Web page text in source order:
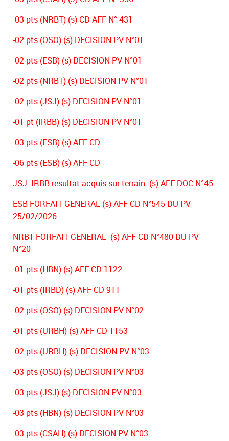
-03 pts (NRBT) (s) CD AFF N° 431
-02 pts (OSO) (s) DECISION PV N°01
-02 pts (ESB) (s) DECISION PV N°01
-02 pts (NRBT) (s) DECISION PV N°01
-02 pts (JSJ) (s) DECISION PV N°01
-01 pt (IRBB) (s) DECISION PV N°01
-03 pts (ESB) (s) AFF CD
-06 pts (ESB) (s) AFF CD
JSJ- IRBB resultat acquis sur terrain (s) AFF DOC N°45
ESB FORFAIT GENERAL (s) AFF CD N°545 DU PV
25/02/2026
NRBT FORFAIT GENERAL (s) AFF CD N°480 DU PV
N°20
-01 pts (HBN) (s) AFF CD 1122
-01 pts (IRBD) (s) AFF CD 911
-02 pts (OSO) (s) DECISION PV N°02
-01 pts (URBH) (s) AFF CD 1153
-02 pts (URBH) (s) DECISION PV N°03
-03 pts (OSO) (s) DECISION PV N°03
-03 pts (JSJ) (s) DECISION PV N°03
-03 pts (HBN) (s) DECISION PV N°03
-03 pts (CSAH) (s) DECISION PV N°03